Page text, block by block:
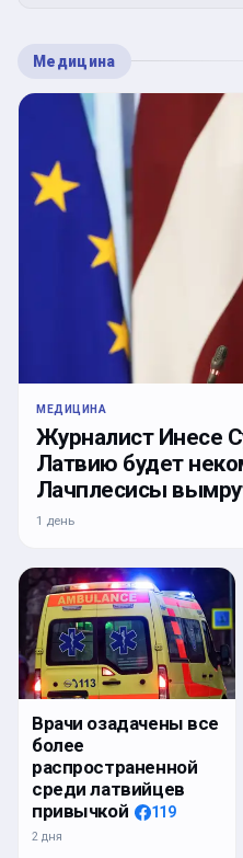
Медицина
МЕДИЦИНА
Журналист Инесе
Латвию будет
Лачплесисы
1 день
Врачи озадачены все
более
распространенной
среди латвийцев
привычкой
119
2 дня